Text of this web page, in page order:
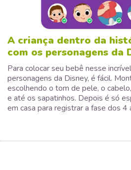
A criança dentro da
com os personagens da
Para colocar seu bebê nesse
personagens da Disney, é fácil.
escolhendo o tom de pele, o
e até os sapatinhos. Depois é só
em casa para registrar a fase dos 4